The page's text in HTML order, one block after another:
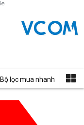
Bộ lọc mua nhanh